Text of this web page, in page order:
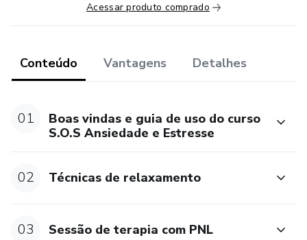
no consultório¨ e ¨Sessão de reprogramação de memórias
de inseguranças com técnicas de PNL (Programação
Toda mudança começa com um passo! Seja bem-vindo(a) à
Acessar produto comprado
Conteúdo Vantagens Detalhes
01
Boas vindas e guia de uso do curso
S.O.S Ansiedade e Estresse
02 Técnicas de relaxamento
03 Sessão de terapia com PNL